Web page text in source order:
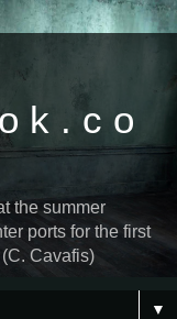
k . c o
the summer
ports for the first
Cavafis)
▼